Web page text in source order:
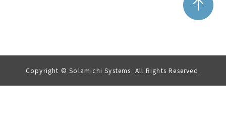
Copyright © Solamichi Systems. All Rights Reserved.